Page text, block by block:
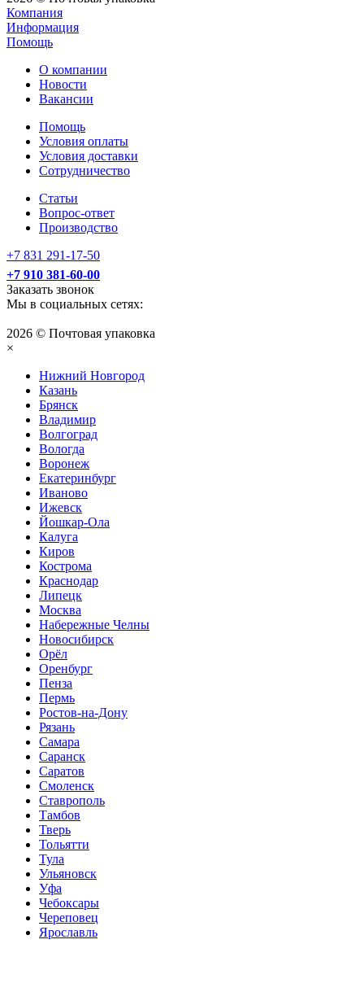
Компания
Информация
Помощь
О компании
Новости
Вакансии
Помощь
Условия оплаты
Условия доставки
Сотрудничество
Статьи
Вопрос-ответ
Производство
+7 831 291-17-50
+7 910 381-60-00
Заказать звонок
Мы в социальных сетях:
2026 © Почтовая упаковка
×
Нижний Нoвгород
Казань
Брянск
Владимир
Волгоград
Вологда
Воронеж
Екатеринбург
Иваново
Ижевск
Йошкар-Ола
Калуга
Киров
Кострома
Краснодар
Липецк
Москва
Набережные Челны
Новосибирск
Орёл
Оренбург
Пенза
Пермь
Ростов-на-Дону
Рязань
Самара
Саранск
Саратов
Смоленск
Ставрополь
Тамбов
Тверь
Тольятти
Тула
Ульяновск
Уфа
Чебоксары
Череповец
Ярославль